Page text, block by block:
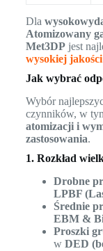
Dla
Atomizowany
Met3DPjest
wysokiej
Jak wybrać
Wybór
czynników, w
atomizacji i
zastosowania.
1. Rozkład
Drobne
LPBF
Średnie
EBM &
Proszki
w DED